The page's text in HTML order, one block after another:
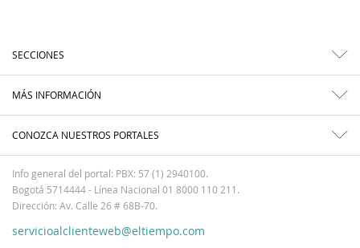
SECCIONES
MÁS INFORMACIÓN
CONOZCA NUESTROS PORTALES
Info general del portal: PBX: 57 (1) 2940100.
Bogotá 5714444 - Línea Nacional 01 8000 110 211.
Dirección: Av. Calle 26 # 68B-70.
servicioalclienteweb@eltiempo.com